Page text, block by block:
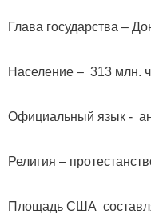
Глава государства –
Население – 313 млн.
Официальный язык -
Религия –
Площадь США